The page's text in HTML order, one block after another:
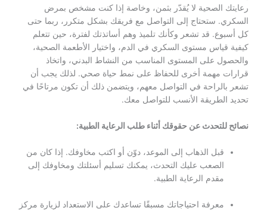
رعايتك الصحية لا يُقدّر بثمن، وخاصة إذا كنت مشخص بمرض
السكري. ستحتاج إلى التواصل مع فريقك بشكل متكرر، ربما حتى
كل أسبوع. قد تشعر وكأنك تلميذ وهم أساتذتك لفترة، حين تتعلم
كيفية قياس مستوى السكري في الدم، واختيار الأطعمة الصحية،
والحصول على المستوى المناسب من النشاط البدني، واتخاذ
قرارات مهمة أخرى للحفاظ على نمط حياة صحي. لذلك يجب أن
تشعر بالراحة في التواصل معهم، ويتضمن ذلك أن تكون مرتاحًا في
تحديد الطريقة الأنسب للتواصل معك.
نصائح للتحدث عن حقوقك أثناء طلب الرعاية الطبية:
قبل الذهاب إلى الموعد، دوّن أو اكتب مخاوفك. إذا كان من
الصعب عليك التحدث، يمكنك تسليم أسئلتك ومخاوفك إلى
مقدم الرعاية الطبية.
معرفة احتياجاتك مسبقًا تساعدك على الاستعداد لزيارة مركز